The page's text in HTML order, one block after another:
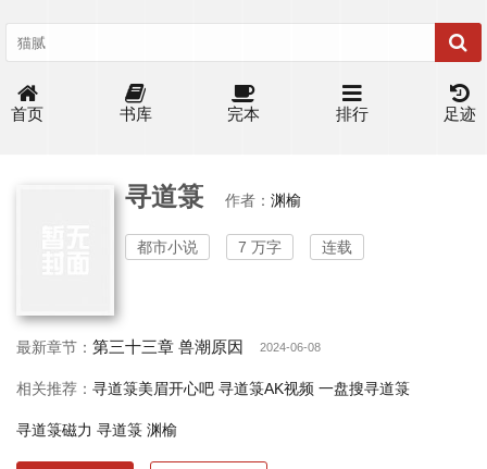
首页 书库 完本 排行 足迹
寻道箓 作者： 渊榆
都市小说 7 万字 连载
最新章节： 第三十三章 兽潮原因 2024-06-08
相关推荐： 寻道箓美眉开心吧 寻道箓AK视频 一盘搜寻道箓
寻道箓磁力 寻道箓 渊榆